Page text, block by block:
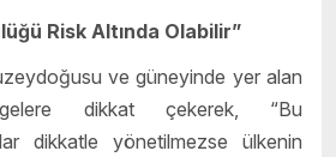
Risk Altında Olabilir”
ve güneyinde yer alan
dikkat çekerek, “Bu
dikkatle yönetilmezse ülkenin